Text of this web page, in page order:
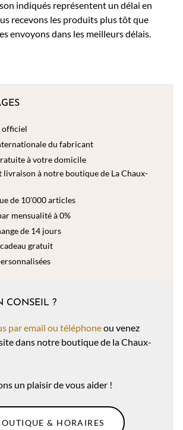
indiqués représentent un délai en
recevons les produits plus tôt que
envoyons dans les meilleurs délais.
officiel
du fabricant
à votre domicile
livraison à notre boutique de La Chaux-
de 10’000 articles
mensualité à 0%
de 14 jours
gratuit
CONSEIL ?
par email ou téléphoneou venez
dans notre boutique de la Chaux-
un plaisir de vous aider !
& HORAIRES